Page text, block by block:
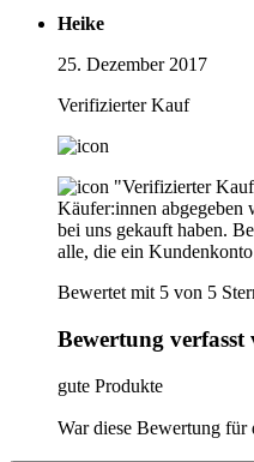
Heike
25. Dezember 2017
Verifizierter Kauf
"Verifizierter
Käufer:innen abgegeben
bei uns gekauft haben.
alle, die ein
Bewertet mit 5 von 5
Bewertung verfasst
gute Produkte
War diese Bewertung